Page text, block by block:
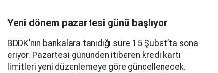
Yeni dönem pazartesi günü başlıyor
BDDK’nın bankalara tanıdığı süre 15 Şubat’ta sona
eriyor. Pazartesi gününden itibaren kredi kartı
limitleri yeni düzenlemeye göre güncellenecek.